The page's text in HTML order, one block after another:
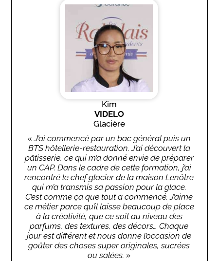
Kim
VIDELO
Glacière
« J’ai commencé par un bac général puis un
BTS hôtellerie-restauration. J’ai découvert la
pâtisserie, ce qui m’a donné envie de préparer
un CAP. Dans le cadre de cette formation, j’ai
rencontré le chef glacier de la maison Lenôtre
qui m’a transmis sa passion pour la glace.
C’est comme ça que tout a commencé. J’aime
ce métier parce qu’il laisse beaucoup de place
à la créativité, que ce soit au niveau des
parfums, des textures, des décors… Chaque
jour est différent et nous donne l’occasion de
goûter des choses super originales, sucrées
ou salées. »